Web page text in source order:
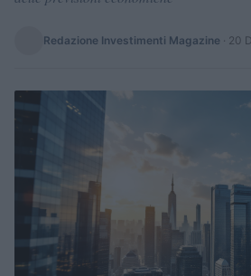
Redazione Investimenti Magazine · 20